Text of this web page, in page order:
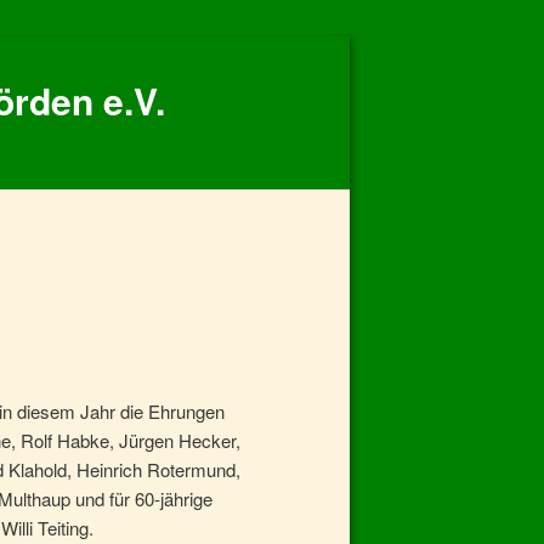
e.V.
diesem Jahr die Ehrungen
Rolf Habke, Jürgen Hecker,
Heinrich Rotermund,
und für 60-jährige
Teiting.